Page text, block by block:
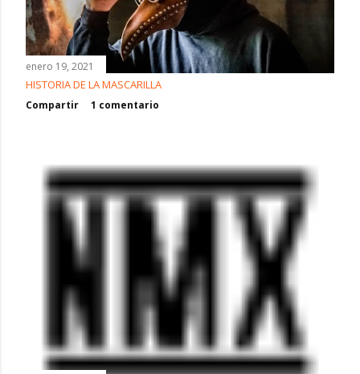
enero 19, 2021
HISTORIA DE LA MASCARILLA
Compartir 1 comentario